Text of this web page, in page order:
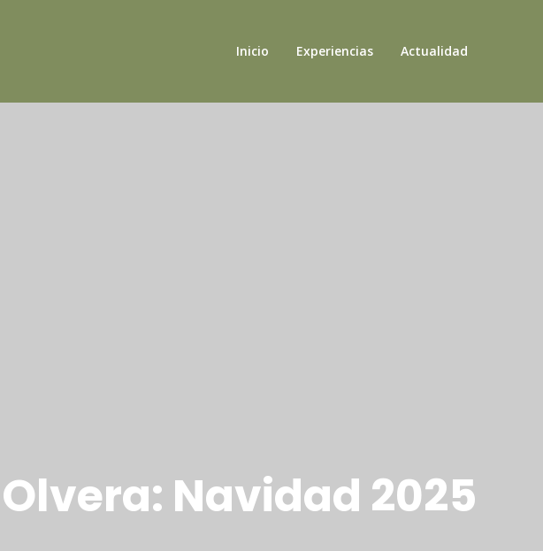
Inicio Experiencias Actualidad
Navidad 2025